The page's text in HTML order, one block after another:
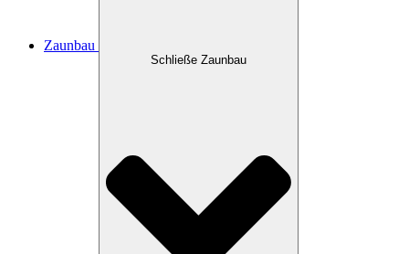
Zaunbau
Schließe Zaunbau